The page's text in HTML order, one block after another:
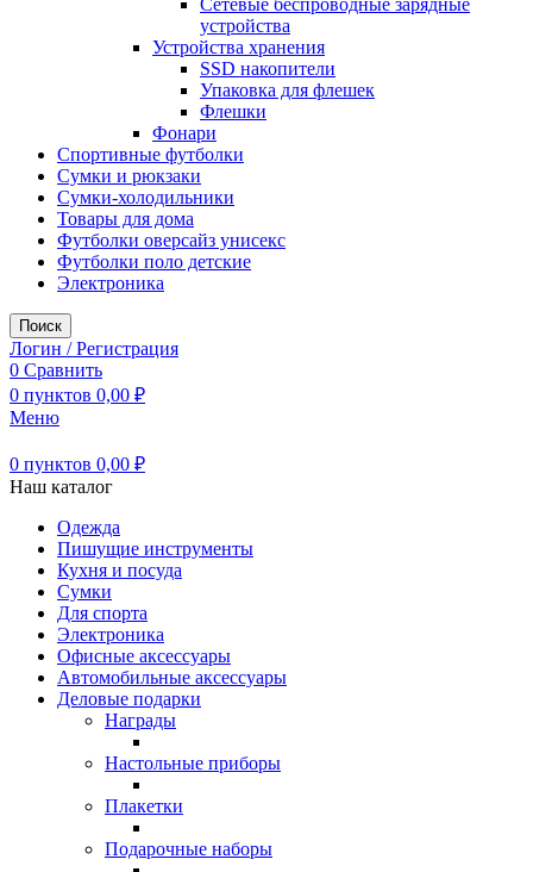
Сетевые беспроводные зарядные
устройства
Устройства хранения
SSD накопители
Упаковка для флешек
Флешки
Фонари
Спортивные футболки
Сумки и рюкзаки
Сумки-холодильники
Товары для дома
Футболки оверсайз унисекс
Футболки поло детские
Электроника
Поиск
Логин / Регистрация
0 Сравнить
0 пунктов 0,00 ₽
Меню
0 пунктов 0,00 ₽
Наш каталог
Одежда
Пишущие инструменты
Кухня и посуда
Сумки
Для спорта
Электроника
Офисные аксессуары
Автомобильные аксессуары
Деловые подарки
Награды
Настольные приборы
Плакетки
Подарочные наборы